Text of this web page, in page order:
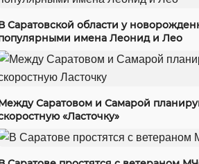
Саратовской области у
имена Леонид и Лео
Саратовом и Самарой
«Ласточку»